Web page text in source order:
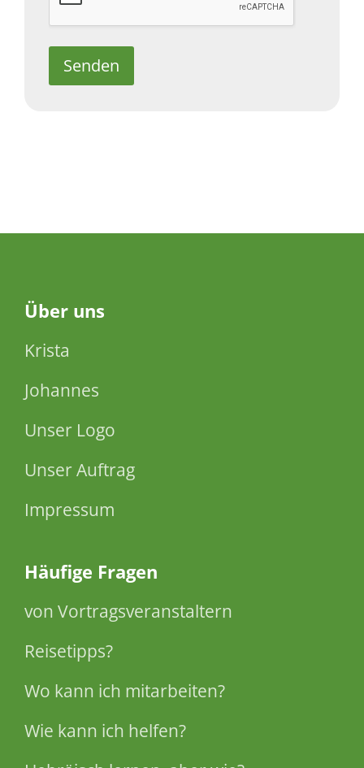
Senden
Über uns
Krista
Johannes
Unser Logo
Unser Auftrag
Impressum
Häufige Fragen
von Vortragsveranstaltern
Reisetipps?
Wo kann ich mitarbeiten?
Wie kann ich helfen?